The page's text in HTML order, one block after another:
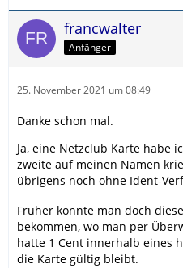
francwalter
Anfänger
25. November 2021 um 08:49
Danke schon mal.
Ja, eine Netzclub Karte habe
zweite auf meinen Namen
übrigens noch ohne Ident-
Früher konnte man doch
bekommen, wo man per
hatte 1 Cent innerhalb eines
die Karte gültig bleibt.